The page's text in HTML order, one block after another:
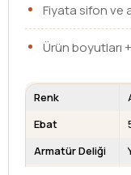
Fiyata sifon ve
Ürün boyutları
Renk
Ebat
Armatür Deliği